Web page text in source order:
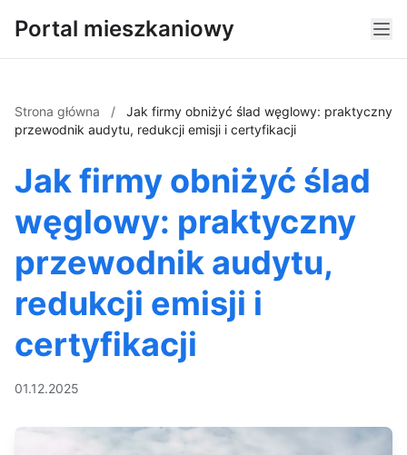
Portal mieszkaniowy
Strona główna /
Jak firmy obniżyć ślad węglowy: praktyczny
przewodnik audytu, redukcji emisji i certyfikacji
Jak firmy obniżyć ślad
węglowy: praktyczny
przewodnik audytu,
redukcji emisji i
certyfikacji
01.12.2025